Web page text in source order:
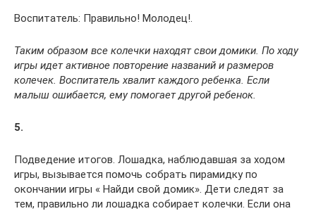
Воспитатель: Правильно! Молодец!.
Таким образом все колечки находят свои домики. По ходу
игры идет активное повторение названий и размеров
колечек. Воспитатель хвалит каждого ребенка. Если
малыш ошибается, ему помогает другой ребенок.
5.
Подведение итогов. Лошадка, наблюдавшая за ходом
игры, вызывается помочь собрать пирамидку по
окончании игры « Найди свой домик». Дети следят за
тем, правильно ли лошадка собирает колечки. Если она